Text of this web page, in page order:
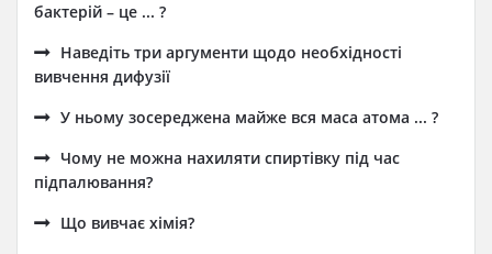
бактерій – це ... ?
Наведіть три аргументи щодо необхідності
вивчення дифузії
У ньому зосереджена майже вся маса атома ... ?
Чому не можна нахиляти спиртівку під час
підпалювання?
Що вивчає хімія?